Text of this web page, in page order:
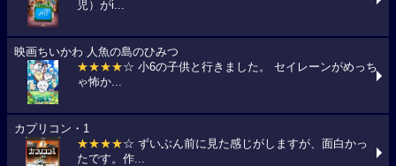
児）がi...
映画ちいかわ 人魚の島のひみつ
★★★★☆ 小6の子供と行きました。 セイレーンがめっち
ゃ怖か...
カプリコン・1
★★★★☆ ずいぶん前に見た感じがしますが、面白かっ
たです。作...